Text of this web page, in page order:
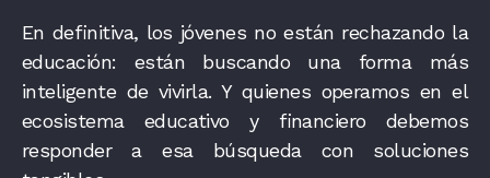
En definitiva, los jóvenes no están rechazando la
educación: están buscando una forma más
inteligente de vivirla. Y quienes operamos en el
ecosistema educativo y financiero debemos
responder a esa búsqueda con soluciones